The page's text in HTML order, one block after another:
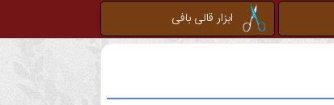
ابزار قالی بافی